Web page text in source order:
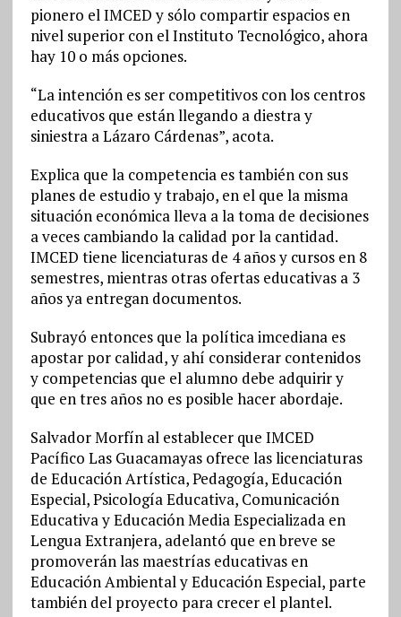
pionero el IMCED y sólo compartir espacios en
nivel superior con el Instituto Tecnológico, ahora
hay 10 o más opciones.
“La intención es ser competitivos con los centros
educativos que están llegando a diestra y
siniestra a Lázaro Cárdenas”, acota.
Explica que la competencia es también con sus
planes de estudio y trabajo, en el que la misma
situación económica lleva a la toma de decisiones
a veces cambiando la calidad por la cantidad.
IMCED tiene licenciaturas de 4 años y cursos en 8
semestres, mientras otras ofertas educativas a 3
años ya entregan documentos.
Subrayó entonces que la política imcediana es
apostar por calidad, y ahí considerar contenidos
y competencias que el alumno debe adquirir y
que en tres años no es posible hacer abordaje.
Salvador Morfín al establecer que IMCED
Pacífico Las Guacamayas ofrece las licenciaturas
de Educación Artística, Pedagogía, Educación
Especial, Psicología Educativa, Comunicación
Educativa y Educación Media Especializada en
Lengua Extranjera, adelantó que en breve se
promoverán las maestrías educativas en
Educación Ambiental y Educación Especial, parte
también del proyecto para crecer el plantel.